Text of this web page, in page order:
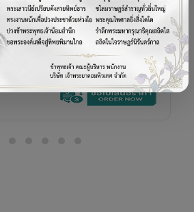
Touch Screen ดีไซน์พรีเมียม